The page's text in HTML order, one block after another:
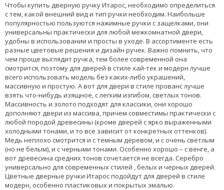
Чтобы купить дверную ручку Итарос, необходимо определиться
с тем, какой внешний вид и тип ручки необходим. Наибольше
популярностью пользуются нажимные ручки с защелками, они
универсальны практически для любой межкомнатной двери,
удобны в использовании и просты в уходе. В ассортименте есть
разные цветовые решения и дизайн ручек. Важно помнить, что
чем проще выглядит ручка, тем более современной она
смотрится, поэтому для дверей в стиле хай-тек и модерн лучше
всего использовать модель без каких-либо украшений,
массивную и простую. А вот для двери в стиле прованс лучше
взять что-нибудь изящное, с легким изгибом, светлых тонов.
Массивность и золото подходят для классики, они хорошо
дополняют двери из массива, причем совместимы практически с
любой породой древесины (кроме дверей с ярко выраженными
холодными тонами, и то все зависит от конкретных оттенков).
Медь неплохо смотрится и с темным деревом, и с очень светлым
(но не белым), и с черными тонами. Особенно хорошо – с венге, а
вот древесина средних тонов сочетается не всегда. Серебро
универсально для современных стилей , белых и черных дверей.
Цветные дверные ручки Итарос подойдут для дверей в стиле
модерн, особенно пластиковых и покрытых эмалью.